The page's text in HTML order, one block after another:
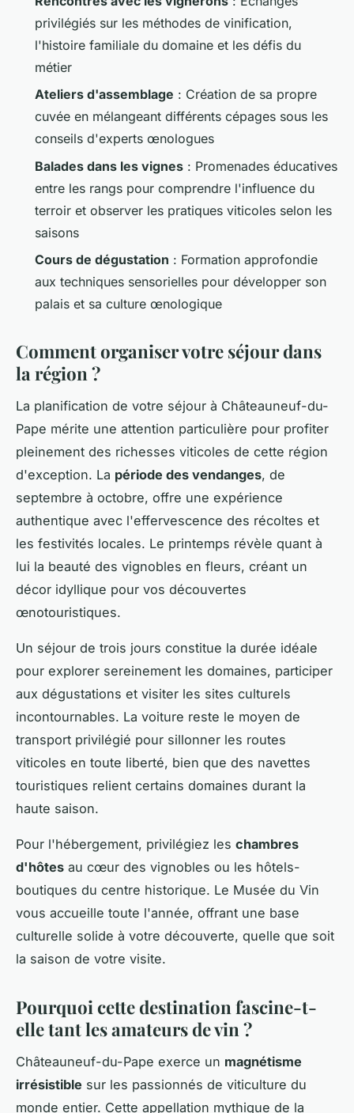
privilégiés sur les méthodes de vinification,
l'histoire familiale du domaine et les défis du
métier
Ateliers d'assemblage : Création de sa propre
cuvée en mélangeant différents cépages sous les
conseils d'experts œnologues
Balades dans les vignes : Promenades éducatives
entre les rangs pour comprendre l'influence du
terroir et observer les pratiques viticoles selon les
saisons
Cours de dégustation : Formation approfondie
aux techniques sensorielles pour développer son
palais et sa culture œnologique
Comment organiser votre séjour dans
la région ?
La planification de votre séjour à Châteauneuf-du-
Pape mérite une attention particulière pour profiter
pleinement des richesses viticoles de cette région
d'exception. La période des vendanges, de
septembre à octobre, offre une expérience
authentique avec l'effervescence des récoltes et
les festivités locales. Le printemps révèle quant à
lui la beauté des vignobles en fleurs, créant un
décor idyllique pour vos découvertes
œnotouristiques.
Un séjour de trois jours constitue la durée idéale
pour explorer sereinement les domaines, participer
aux dégustations et visiter les sites culturels
incontournables. La voiture reste le moyen de
transport privilégié pour sillonner les routes
viticoles en toute liberté, bien que des navettes
touristiques relient certains domaines durant la
haute saison.
Pour l'hébergement, privilégiez les chambres
d'hôtes au cœur des vignobles ou les hôtels-
boutiques du centre historique. Le Musée du Vin
vous accueille toute l'année, offrant une base
culturelle solide à votre découverte, quelle que soit
la saison de votre visite.
Pourquoi cette destination fascine-t-
elle tant les amateurs de vin ?
Châteauneuf-du-Pape exerce un magnétisme
irrésistible sur les passionnés de viticulture du
monde entier. Cette appellation mythique de la